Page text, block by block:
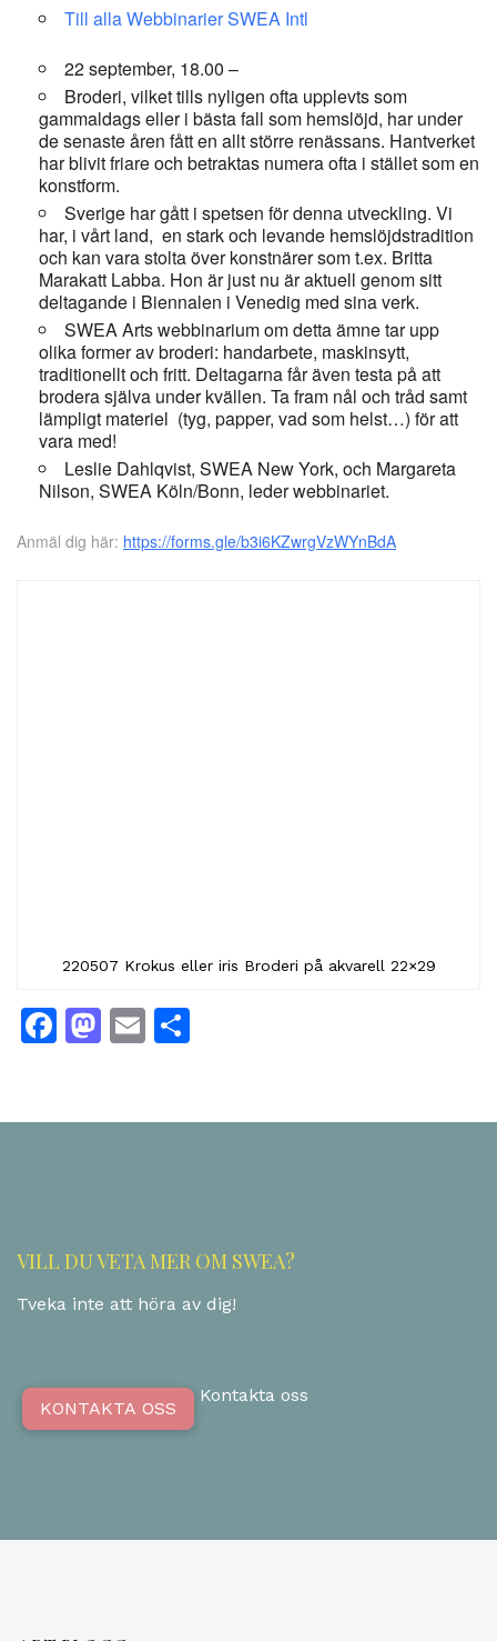
Till alla Webbinarier SWEA Intl
22 september, 18.00 –
Broderi, vilket tills nyligen ofta upplevts som
gammaldags eller i bästa fall som hemslöjd, har under
de senaste åren fått en allt större renässans. Hantverket
har blivit friare och betraktas numera ofta i stället som en
konstform.
Sverige har gått i spetsen för denna utveckling. Vi
har, i vårt land, en stark och levande hemslöjdstradition
och kan vara stolta över konstnärer som t.ex. Britta
Marakatt Labba. Hon är just nu är aktuell genom sitt
deltagande i Biennalen i Venedig med sina verk.
SWEA Arts webbinarium om detta ämne tar upp
olika former av broderi: handarbete, maskinsytt,
traditionellt och fritt. Deltagarna får även testa på att
brodera själva under kvällen. Ta fram nål och tråd samt
lämpligt materiel (tyg, papper, vad som helst…) för att
vara med!
Leslie Dahlqvist, SWEA New York, och Margareta
Nilson, SWEA Köln/Bonn, leder webbinariet.
Anmäl dig här: https://forms.gle/b3i6KZwrgVzWYnBdA
220507 Krokus eller iris Broderi på akvarell 22×29
Facebook
Mastodon
Email
VILL DU VETA MER OM SWEA?
Tveka inte att höra av dig!
KONTAKTA OSS
Kontakta oss